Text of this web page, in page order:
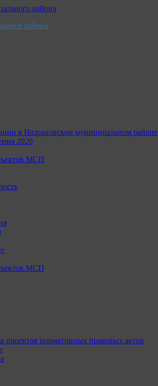
района
в Назрановском муниципальном районе
2020
МСП
МСП
проектов нормативных правовых актов